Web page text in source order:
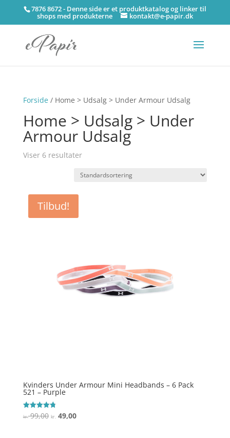
7876 8672 - Denne side er et produktkatalog og linker til
shops med produkterne kontakt@e-papir.dk
Forside/ Home > Udsalg > Under Armour Udsalg
Home > Udsalg > Under
Armour Udsalg
Viser 6 resultater
Tilbud!
Kvinders Under Armour Mini Headbands – 6 Pack
521 – Purple
Vurderet
4.8
kr.99,00 Den
kr.49,00Den